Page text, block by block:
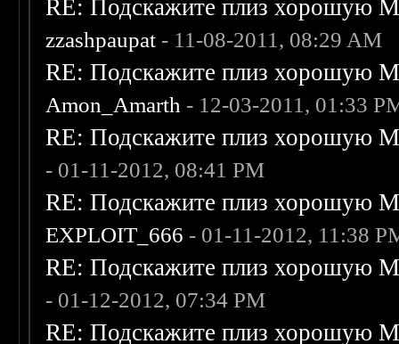
RE: Подскажите плиз хорошую
zzashpaupat - 11-08-2011, 08:29 AM
RE: Подскажите плиз хорошую
Amon_Amarth - 12-03-2011, 01:33
RE: Подскажите плиз хорошую
- 01-11-2012, 08:41 PM
RE: Подскажите плиз хорошую
EXPLOIT_666 - 01-11-2012, 11:38
RE: Подскажите плиз хорошую
- 01-12-2012, 07:34 PM
RE: Подскажите плиз хорошую